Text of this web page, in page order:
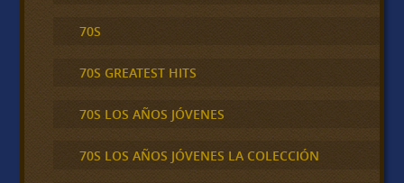
70S
70S GREATEST HITS
70S LOS AÑOS JÓVENES
70S LOS AÑOS JÓVENES LA COLECCIÓN